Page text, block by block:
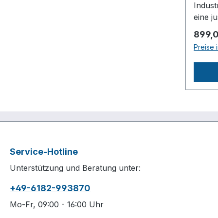
ng
frei /
eine
(mm
Preise
Service-Hotline
Unterstützung und Beratung unter:
+49-6182-993870
Mo-Fr, 09:00 - 16:00 Uhr